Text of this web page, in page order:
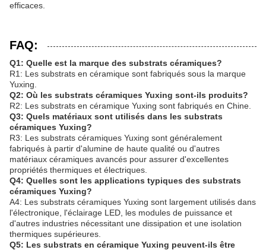
efficaces.
FAQ:
Q1: Quelle est la marque des substrats céramiques?
R1: Les substrats en céramique sont fabriqués sous la marque
Yuxing.
Q2: Où les substrats céramiques Yuxing sont-ils produits?
R2: Les substrats en céramique Yuxing sont fabriqués en Chine.
Q3: Quels matériaux sont utilisés dans les substrats
céramiques Yuxing?
R3: Les substrats céramiques Yuxing sont généralement
fabriqués à partir d'alumine de haute qualité ou d'autres
matériaux céramiques avancés pour assurer d'excellentes
propriétés thermiques et électriques.
Q4: Quelles sont les applications typiques des substrats
céramiques Yuxing?
A4: Les substrats céramiques Yuxing sont largement utilisés dans
l'électronique, l'éclairage LED, les modules de puissance et
d'autres industries nécessitant une dissipation et une isolation
thermiques supérieures.
Q5: Les substrats en céramique Yuxing peuvent-ils être